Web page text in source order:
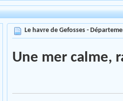
Le havre de Gefosses -
Une mer calme,